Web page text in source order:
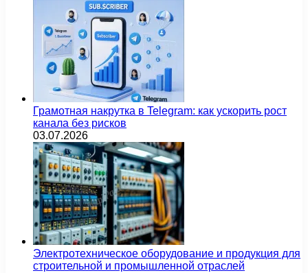
Грамотная накрутка в Telegram: как ускорить рост
канала без рисков
03.07.2026
Электротехническое оборудование и продукция для
строительной и промышленной отраслей